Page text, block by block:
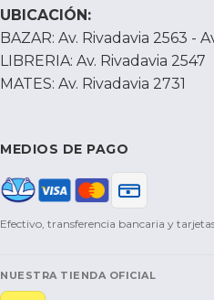
UBICACIÓN:
BAZAR: Av. Rivadavia 2563 -
LIBRERIA: Av. Rivadavia 2547
MATES: Av. Rivadavia 2731
MEDIOS DE PAGO
Efectivo, transferencia bancaria y
NUESTRA TIENDA OFICIAL